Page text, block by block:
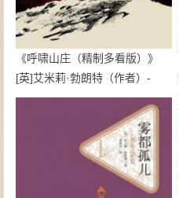
《呼啸山庄（精制多看版）》
[英]艾米莉·勃朗特（作者）-
epub+mobi